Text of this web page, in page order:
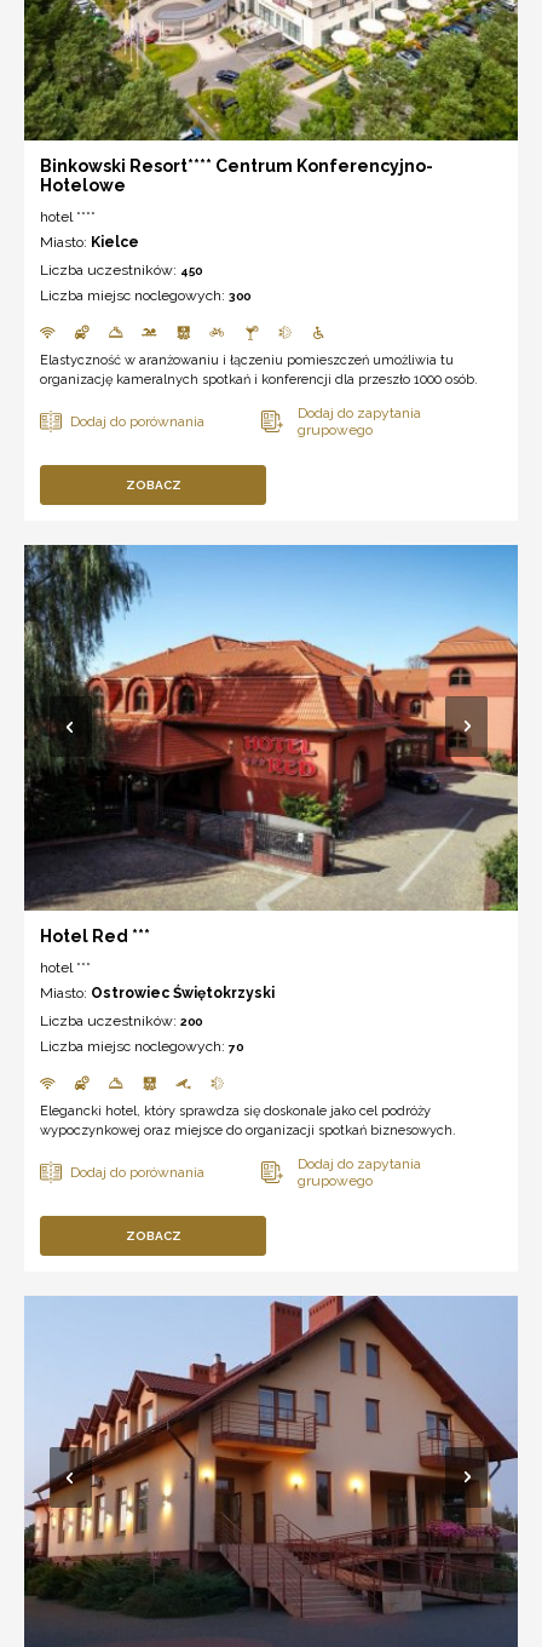
Binkowski Resort**** Centrum Konferencyjno-
Hotelowe
hotel ****
Miasto: Kielce
Liczba uczestników: 450
Liczba miejsc noclegowych: 300
Elastyczność w aranżowaniu i łączeniu pomieszczeń umożliwia tu
organizację kameralnych spotkań i konferencji dla przeszło 1000 osób.
ZOBACZ
Hotel Red ***
hotel ***
Miasto: Ostrowiec Świętokrzyski
Liczba uczestników: 200
Liczba miejsc noclegowych: 70
Elegancki hotel, który sprawdza się doskonale jako cel podróży
wypoczynkowej oraz miejsce do organizacji spotkań biznesowych.
ZOBACZ